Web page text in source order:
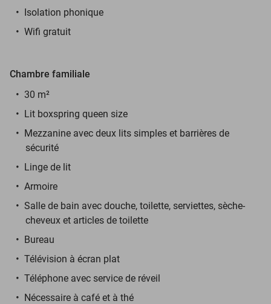
Isolation phonique
Wifi gratuit
Chambre familiale
30 m²
Lit boxspring queen size
Mezzanine avec deux lits simples et barrières de
sécurité
Linge de lit
Armoire
Salle de bain avec douche, toilette, serviettes, sèche-
cheveux et articles de toilette
Bureau
Télévision à écran plat
Téléphone avec service de réveil
Nécessaire à café et à thé